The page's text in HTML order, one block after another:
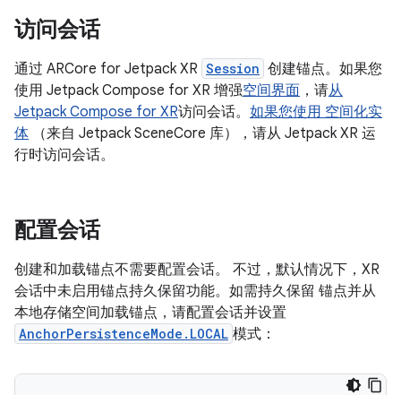
访问会话
通过 ARCore for Jetpack XR Session 创建锚点。如果您
使用 Jetpack Compose for XR 增强空间界面 ，请从
Jetpack Compose for XR访问会话。 如果您使用 空间化实
体 （来自 Jetpack SceneCore 库），请从 Jetpack XR 运
行时访问会话。
配置会话
创建和加载锚点不需要配置会话。 不过，默认情况下，XR
会话中未启用锚点持久保留功能。如需持久保留 锚点并从
本地存储空间加载锚点，请配置会话并设置
AnchorPersistenceMode.LOCAL 模式：